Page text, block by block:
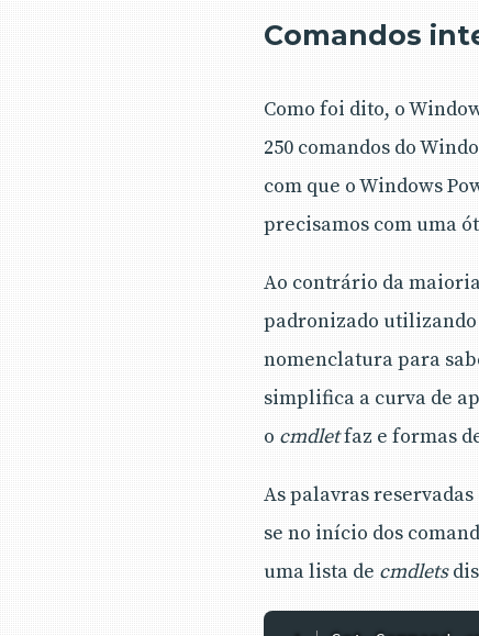
Comandos
Como foi dito, o
250 comandos do
com que o Windows
precisamos com uma
Ao contrário da
padronizado utilizando
nomenclatura para
simplifica a curva de
o cmdletfaz e formas
As palavras reservadas
se no início dos
uma lista de cmdlets